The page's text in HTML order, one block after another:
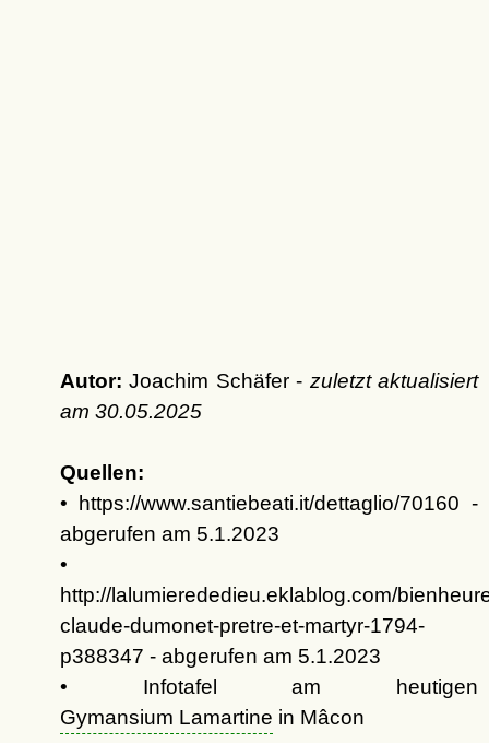
Autor: Joachim Schäfer - zuletzt aktualisiert
am 30.05.2025
Quellen:
• https://www.santiebeati.it/dettaglio/70160 -
abgerufen am 5.1.2023
•
http://lalumierededieu.eklablog.com/
claude-dumonet-pretre-et-martyr-1794-
p388347 - abgerufen am 5.1.2023
• Infotafel am heutigen
Gymansium Lamartine in Mâcon